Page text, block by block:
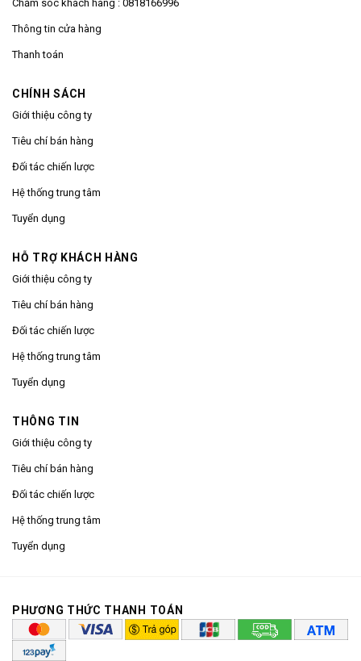
Chăm sóc khách hàng : 0818166996
Thông tin cửa hàng
Thanh toán
CHÍNH SÁCH
Giới thiệu công ty
Tiêu chí bán hàng
Đối tác chiến lược
Hệ thống trung tâm
Tuyển dụng
HỖ TRỢ KHÁCH HÀNG
Giới thiệu công ty
Tiêu chí bán hàng
Đối tác chiến lược
Hệ thống trung tâm
Tuyển dụng
THÔNG TIN
Giới thiệu công ty
Tiêu chí bán hàng
Đối tác chiến lược
Hệ thống trung tâm
Tuyển dụng
PHƯƠNG THỨC THANH TOÁN